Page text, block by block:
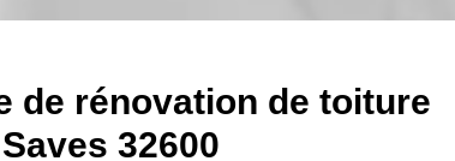
de rénovation de toiture
32600